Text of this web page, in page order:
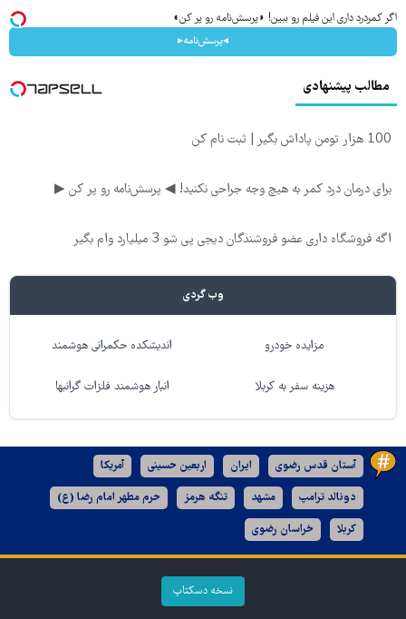
اگر کمردرد داری این فیلم رو ببین! ◗پرسش‌نامه رو پر کن◖
◂پرسش‌نامه▸
مطالب پیشنهادی
100 هزار تومن پاداش بگیر | ثبت نام کن
برای درمان درد کمر به هیچ وجه جراحی نکنید! ◀ پرسش‌نامه رو پر کن ▶
اگه فروشگاه داری عضو فروشندگان دیجی پی شو 3 میلیارد وام بگیر
وب گردی
مزایده خودرو اندیشکده حکمرانی هوشمند
هزینه سفر به کربلا انبار هوشمند فلزات گرانبها
آستان قدس رضوی ایران اربعین حسینی آمریکا
دونالد ترامپ مشهد تنگه هرمز حرم مطهر امام رضا (ع)
کربلا خراسان رضوی
نسخه دسکتاپ